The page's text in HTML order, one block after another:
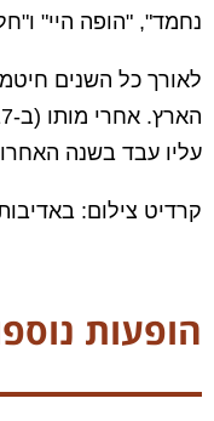
נחמד", "הופה היי"
לאורך כל השנים
עליו עבד בשנה
קרדיט צילום:
הופעות